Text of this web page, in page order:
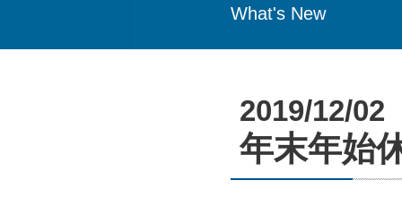
What's New
2019/12/02
年末年始